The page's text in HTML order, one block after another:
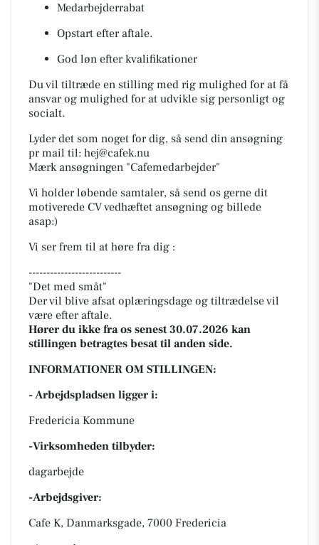
Medarbejderrabat
Opstart efter aftale.
God løn efter kvalifikationer
Du vil tiltræde en stilling med rig mulighed for at få
ansvar og mulighed for at udvikle sig personligt og
socialt.
Lyder det som noget for dig, så send din ansøgning
pr mail til: hej@cafek.nu
Mærk ansøgningen "Cafemedarbejder"
Vi holder løbende samtaler, så send os gerne dit
motiverede CV vedhæftet ansøgning og billede
asap:)
Vi ser frem til at høre fra dig :
--------------------------
"Det med småt"
Der vil blive afsat oplæringsdage og tiltrædelse vil
være efter aftale.
Hører du ikke fra os senest 30.07.2026 kan
stillingen betragtes besat til anden side.
INFORMATIONER OM STILLINGEN:
- Arbejdspladsen ligger i:
Fredericia Kommune
-Virksomheden tilbyder:
dagarbejde
-Arbejdsgiver:
Cafe K, Danmarksgade, 7000 Fredericia